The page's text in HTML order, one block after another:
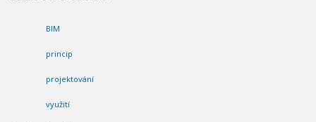
BIM
princip
projektování
využití